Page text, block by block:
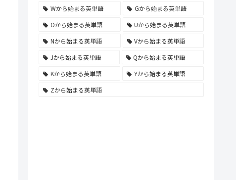
Wから始まる英単語
Gから始まる英単語
Oから始まる英単語
Uから始まる英単語
Nから始まる英単語
Vから始まる英単語
Jから始まる英単語
Qから始まる英単語
Kから始まる英単語
Yから始まる英単語
Zから始まる英単語